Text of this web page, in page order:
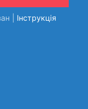
| Інструкція